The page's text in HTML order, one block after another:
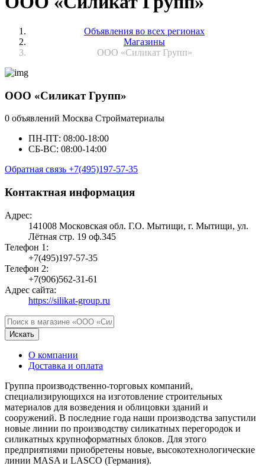
Объявления во всех регионах
Магазины
ООО «Силикат Групп»
ООО «Силикат Групп»
0 объявлений Москва Стройматериалы
ПН-ПТ: 08:00-18:00
СБ-ВС: 08:00-14:00
Обратная связь +7(495)197-57-35
Контактная информация
Адрес:
141008 Московская обл. Г.О. Мытищи, г. Мытищи, ул.
Лётная стр. 19 оф.345
Телефон 1:
+7(495)197-57-35
Телефон 2:
+7(906)562-31-61
Адрес сайта:
https://silikat-group.ru
Искать
О компании
Доставка и оплата
Группа производственно-торговых компаний,
специализирующихся на изготовление строительных
материалов для возведения и облицовки зданий и
сооружений. В последние года наши производства запустили
новые линии по производству силикатных перегородок и
силикатных крупноформатных блоков. Для этого
предприятиями приобретены новые, высокотехнологические
линии MASA и LASCO (Германия).